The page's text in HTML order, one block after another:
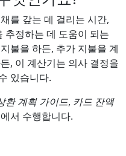
를 갚는 데 걸리는 시간,
추정하는 데 도움이 되는
불을 하든, 추가 지불을 계
, 이 계산기는 의사 결정을
있습니다.
환 계획 가이드, 카드 잔액
서 수행합니다.